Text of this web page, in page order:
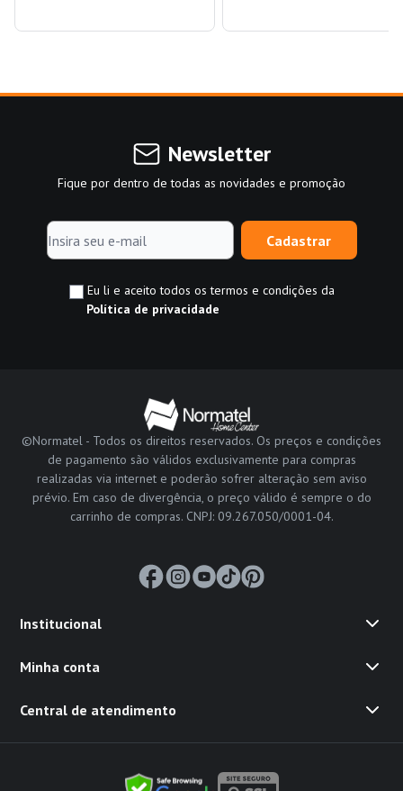
Newsletter
Fique por dentro de todas as novidades e promoção
Cadastrar
Eu li e aceito todos os termos e condições da
Política de privacidade
©Normatel - Todos os direitos reservados. Os preços e condições
de pagamento são válidos exclusivamente para compras
realizadas via internet e poderão sofrer alteração sem aviso
prévio. Em caso de divergência, o preço válido é sempre o do
carrinho de compras. CNPJ: 09.267.050/0001-04.
Institucional
Minha conta
Central de atendimento